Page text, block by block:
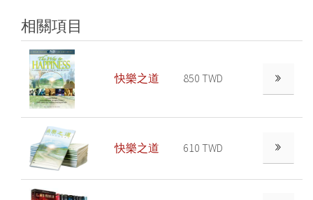
相關項目
快樂之道 850 TWD
快樂之道 610 TWD